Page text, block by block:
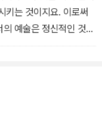
지기 직전에 씌어진 니
현대성 비판, 반그리
어 있다. 특히 예술(그중
키는 것이지요. 이로써
예술은 정신적인 것
것, 세계 비방적인 것은
꾸며냅니다. 그는 그
인 형식 전부에 아첨